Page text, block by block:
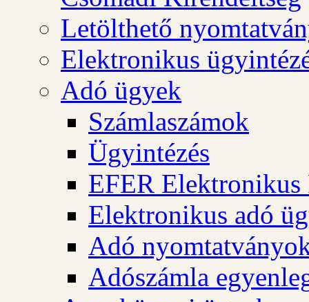
Letölthető
Elektronikus
Adó ügyek
Számlaszámok
Ügyintézés
EFER Elektronikus
Elektronikus adó
Adó
Adószámla